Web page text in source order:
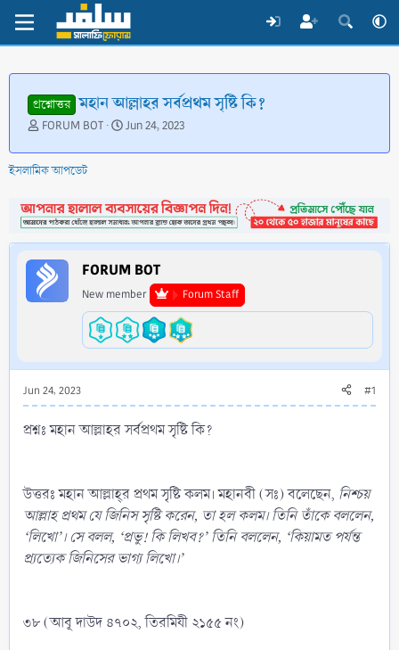
প্রশ্নোত্তর মহান আল্লাহর সর্বপ্রথম সৃষ্টি কি?
T
r
e
d
s
t
a
r
t
FORUM BOT
S
a
d
a
t
e
Jun 24, 2023
ইসলামিক আপডেট
FORUM BOT
New member Forum Staff
Jun 24, 2023 #1
প্রশ্নঃ মহান আল্লাহর সর্বপ্রথম সৃষ্টি কি?
উত্তরঃ মহান আল্লাহ্‌র প্রথম সৃষ্টি কলম। মহানবী (সঃ) বলেছেন, নিশ্চয়
আল্লাহ প্রথম যে জিনিস সৃষ্টি করেন, তা হল কলম। তিনি তাঁকে বললেন,
‘লিখো’। সে বলল, ‘প্রভু! কি লিখব?’ তিনি বললেন, ‘কিয়ামত পর্যন্ত
প্র্যত্যেক জিনিসের ভাগ্য লিখো।’
৩৮ (আবূ দাউদ ৪৭০২, তিরমিযী ২১৫৫ নং)